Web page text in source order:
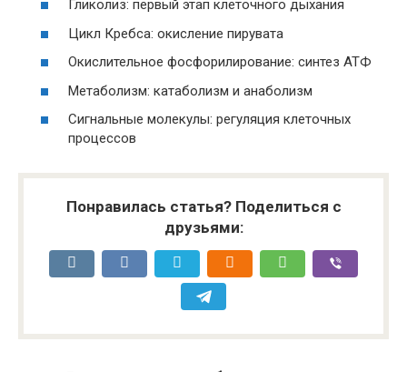
Гликолиз: первый этап клеточного дыхания
Цикл Кребса: окисление пирувата
Окислительное фосфорилирование: синтез АТФ
Метаболизм: катаболизм и анаболизм
Сигнальные молекулы: регуляция клеточных
процессов
Понравилась статья? Поделиться с
друзьями: